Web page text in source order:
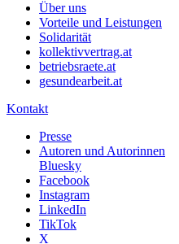
Über uns
Vorteile und Leistungen
Solidarität
kollektivvertrag.at
betriebsraete.at
gesundearbeit.at
Kontakt
Presse
Autoren und Autorinnen
Bluesky
Facebook
Instagram
LinkedIn
TikTok
X